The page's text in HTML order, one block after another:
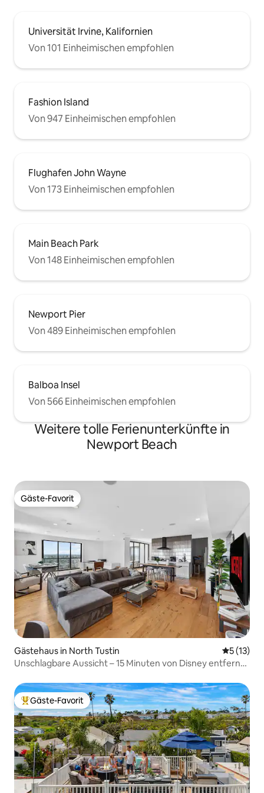
in der Stadt Newport Beach: SLP12212.
Universität Irvine, Kalifornien
Von 101 Einheimischen empfohlen
Fashion Island
Von 947 Einheimischen empfohlen
Flughafen John Wayne
Von 173 Einheimischen empfohlen
Main Beach Park
Von 148 Einheimischen empfohlen
Newport Pier
Von 489 Einheimischen empfohlen
Balboa Insel
Von 566 Einheimischen empfohlen
Weitere tolle Ferienunterkünfte in
Newport Beach
Gäste-Favorit
Gäste-Favorit
Gästehaus in North Tustin
5 (13)
Unschlagbare Aussicht – 15 Minuten von Disney entfernt!
Beliebter Gäste-Favorit.
Gäste-Favorit